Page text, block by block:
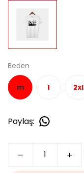
Beden
m l 2xl
Paylaş: